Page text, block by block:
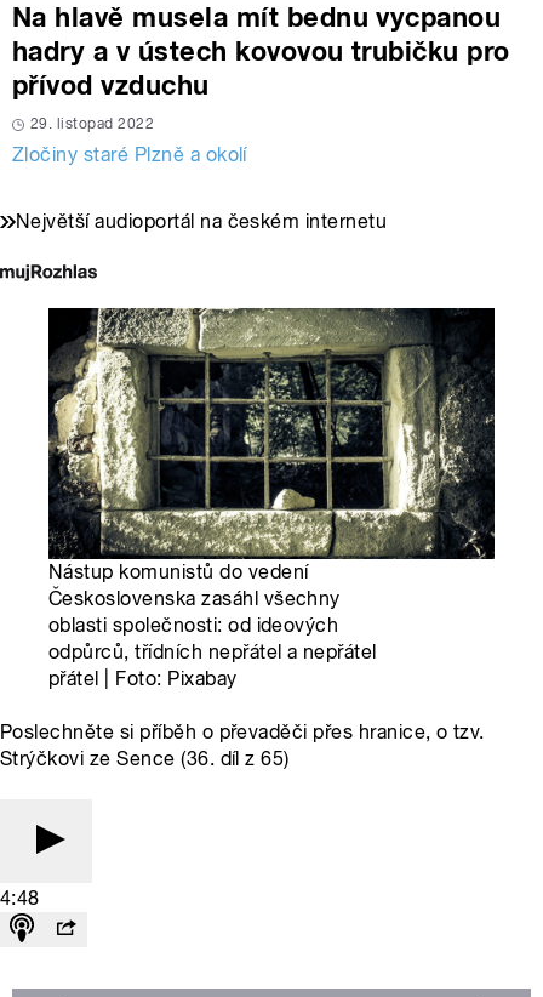
Na hlavě musela mít bednu vycpanou
hadry a v ústech kovovou trubičku pro
přívod vzduchu
29. listopad 2022
Zločiny staré Plzně a okolí
Největší audioportál na českém internetu
Nástup komunistů do vedení
Československa zasáhl všechny
oblasti společnosti: od ideových
odpůrců, třídních nepřátel a nepřátel
přátel | Foto: Pixabay
Poslechněte si příběh o převaděči přes hranice, o tzv.
Strýčkovi ze Sence (36. díl z 65)
4:48